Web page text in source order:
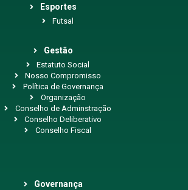
Esportes
Futsal
Gestão
Estatuto Social
Nosso Compromisso
Política de Governança
Organização
Conselho de Adminstração
Conselho Deliberativo
Conselho Fiscal
Governança